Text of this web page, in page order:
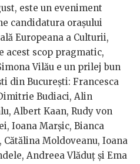
este un eveniment
candidatura orașului
Europeana a Culturii,
acest scop pragmatic,
Vilău e un prilej bun
din București: Francesca
Budiaci, Alin
Albert Kaan, Rudy von
Ioana Marșic, Bianca
Moldoveanu, Ioana
Andreea Vlăduț și Ema